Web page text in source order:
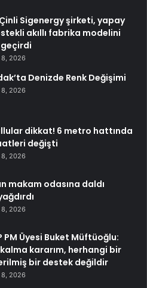
Sigenergy şirketi, yapay
akıllı fabrika modelini
2026
Denizde Renk Değişimi
2026
dikkat! 6 metro hattında
değişti
2026
makam odasına daldı
2026
PM Üyesi Buket Müftüoğlu:
kalma kararım, herhangi bir
bir destek değildir
2026